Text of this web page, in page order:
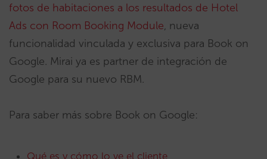
fotos de habitaciones a los resultados de Hotel
Ads con Room Booking Module, nueva
funcionalidad vinculada y exclusiva para Book on
Google. Mirai ya es partner de integración de
Google para su nuevo RBM.
Para saber más sobre Book on Google:
Qué es y cómo lo ve el cliente